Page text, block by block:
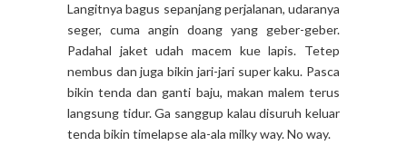
Langitnya bagus sepanjang perjalanan, udaranya
seger, cuma angin doang yang geber-geber.
Padahal jaket udah macem kue lapis. Tetep
nembus dan juga bikin jari-jari super kaku. Pasca
bikin tenda dan ganti baju, makan malem terus
langsung tidur. Ga sanggup kalau disuruh keluar
tenda bikin timelapse ala-ala milky way. No way.